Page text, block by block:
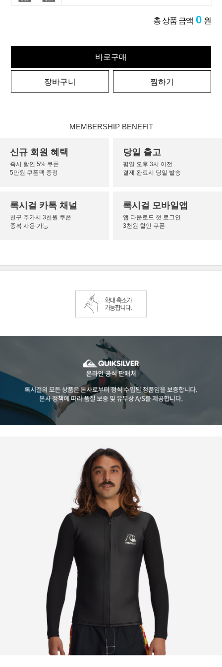
총 상품 금액 0 원
바로구매
장바구니 찜하기
MEMBERSHIP BENEFIT
신규 회원 혜택
즉시 할인 5% 쿠폰
5만원 쿠폰팩 증정
당일 출고
평일 오후 3시 이전
결제 완료시 당일 발송
록시걸 카톡 채널
친구 추가시 3천원 쿠폰
중복 사용 가능
록시걸 모바일앱
앱 다운로드 첫 로그인
3천원 할인 쿠폰